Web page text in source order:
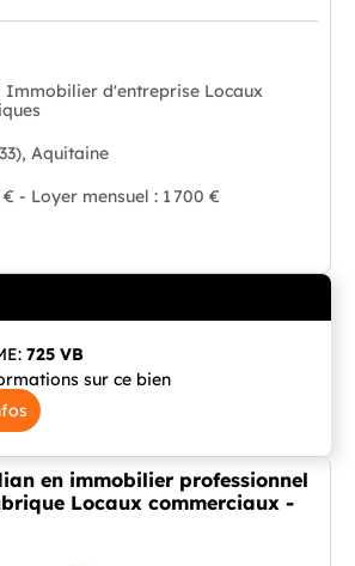
Immobilier d'entreprise Locaux
Aquitaine
- Loyer mensuel : 1 700 €
725 VB
sur ce bien
en immobilier professionnel
Locaux commerciaux -